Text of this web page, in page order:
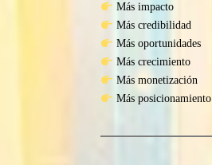
Más impacto
Más credibilidad
Más oportunidades
Más crecimiento
Más monetización
Más posicionamiento